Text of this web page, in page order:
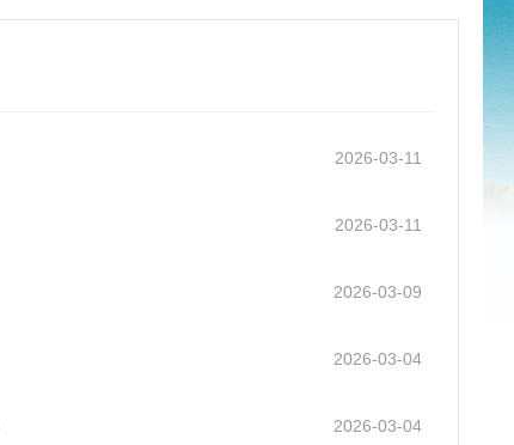
2026-03-11
2026-03-11
2026-03-09
2026-03-04
2026-03-04